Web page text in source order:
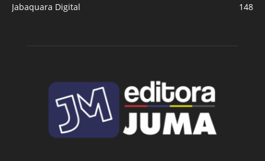
Jabaquara Digital
148